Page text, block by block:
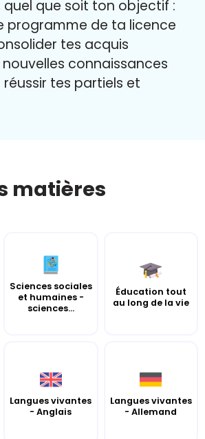
quel que soit ton objectif :
programme de ta licence
tes acquis
nouvelles connaissances
réussir tes partiels et
matières
Sciences sociales
et humaines -
sciences...
Éducation tout
au long de la vie
Langues vivantes
- Anglais
Langues vivantes
- Allemand